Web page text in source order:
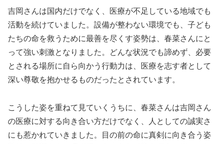
吉岡さんは国内だけでなく、医療が不足している地域でも
活動を続けていました。設備が整わない環境でも、子ども
たちの命を救うために最善を尽くす姿勢は、春菜さんにと
って強い刺激となりました。どんな状況でも諦めず、必要
とされる場所に自ら向かう行動力は、医療を志す者として
深い尊敬を抱かせるものだったとされています。
こうした姿を重ねて見ていくうちに、春菜さんは吉岡さん
の医療に対する向き合い方だけでなく、人としての誠実さ
にも惹かれていきました。目の前の命に真剣に向き合う姿